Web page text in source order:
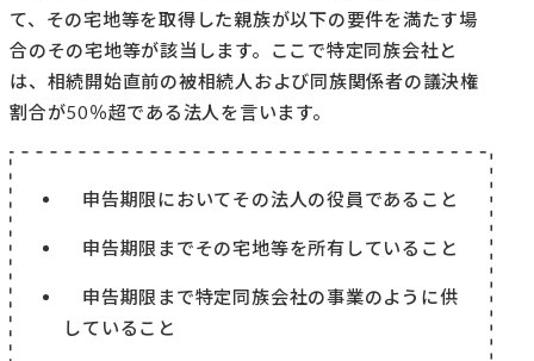
て、その宅地等を取得した親族が以下の要件を満たす場
合のその宅地等が該当します。ここで特定同族会社と
は、相続開始直前の被相続人および同族関係者の議決権
割合が50％超である法人を言います。
申告期限においてその法人の役員であること
申告期限までその宅地等を所有していること
申告期限まで特定同族会社の事業のように供
していること